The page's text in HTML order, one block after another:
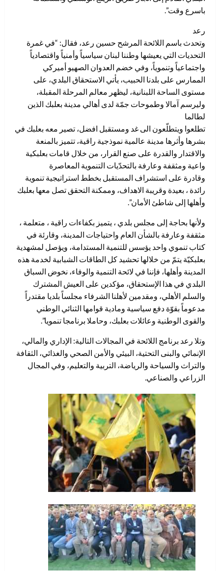
باسرع وقت”.
رعد
وتحدث باسم اللائحة المرشح حسين رعد، فقال: “في غمرة
التحديات التي يعيشها وطننا لبنان سياسياً وأمنياً واقتصادياً
واجتماعياً وتنموياً، وفي خضم العدوان الصهيو أميركي
الممارس على بلدنا الحبيب، يأتي الاستحقاق البلدي، على
مستوى الساحة اللبنانية، ليظهر معالم المرحلة المقبلة،
وليرسم آمالا وطموحات جمّة لدى أهالي مدينة بعلبك الذين
لطالما
تطلعوا ويتطلّعون الى غد ومستقبل افضل، تصير معه بعلبك في
بشرها وأثرها مدينة عالمية نموذجية راقية، تتميز بالمنعة
والاقتدار والقدرة على صنع القرار، من خلال قامات بعلبكية
واعية ومثقفة وعارفة بالتحدّيات التنموية المعاصرة
وقادرة على استشراف المستقبل بخطط استراتيجية تنموية
رائدة ، بعيدة وقريبة الاهداف، وممكنة التحقق تصل معها بعلبك
وأهلها إلى شاطئ الأمان”.
ولأنها بحاجة إلى مجلس بلدي ، يتميز بكفاءات راقية ، متعلمة ،
مثقفة وعارفة بالشأن العام واحتياجات المدينة، وقارئة في
كتاب تنموي واحد يؤسس للتنمية المستدامة، ويؤصل لمشهدية
بعلبكيّة يتمّ من خلالها تحشيد كل الطاقات الشبابية لخدمة هذه
المدينة وأهلها، فإننا في لائحة التنمية والوفاء، نخوض السباق
البلدي في هذا الإستحقاق، مؤكدين على العيش المشترك
والسلم الأهلي، ومقدمين لأهلنا الشرفاء مجلساً بلديا مقتدراً
مدعوماً بقوّة دفع سياسية ومادية قوامها الثنائي الوطني
والقوى الوطنية وعائلات بعلبك، وحاملا برنامجا تنمويا”.
وتلا رعد برنامج اللائحة في المجالات التالية: الإداري والمالي،
الإنمائي والبنى التحتية، البيئي والأمن الصحي والغذائي، الثقافة
والتراث والسياحة والرياضة، التربية والتعليم، وفي المجال
الزراعي والصناعي.